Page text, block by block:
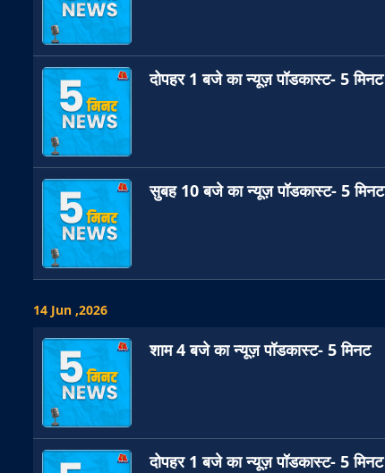
दोपहर 1 बजे का न्यूज़ पॉडकास्ट- 5 मिनट
सुबह 10 बजे का न्यूज़ पॉडकास्ट- 5 मिनट
14 Jun ,2026
शाम 4 बजे का न्यूज़ पॉडकास्ट- 5 मिनट
दोपहर 1 बजे का न्यूज़ पॉडकास्ट- 5 मिनट